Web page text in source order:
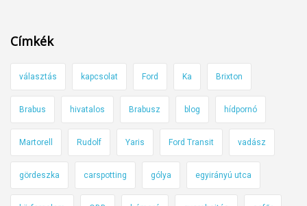
y
e
t
t
d
g
Címkék
választás kapcsolat Ford Ka Brixton
Brabus hivatalos Brabusz blog hídpornó
Martorell Rudolf Yaris Ford Transit vadász
gördeszka carspotting gólya egyirányú utca